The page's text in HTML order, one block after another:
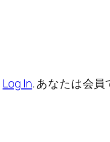
Log In. あなたは会員